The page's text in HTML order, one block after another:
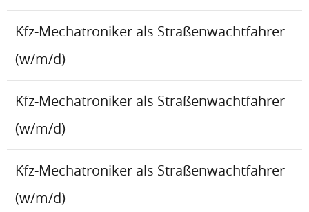
Kfz-Mechatroniker als Straßenwachtfahrer
(w/m/d)
Kfz-Mechatroniker als Straßenwachtfahrer
(w/m/d)
Kfz-Mechatroniker als Straßenwachtfahrer
(w/m/d)